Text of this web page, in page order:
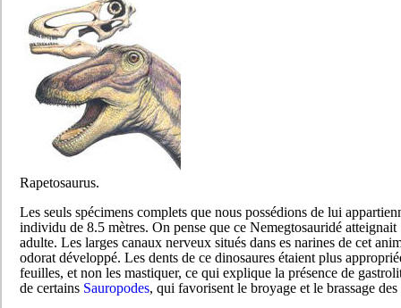
Rapetosaurus.
Les seuls spécimens complets que nous possédions de lui
individu de 8.5 mètres. On pense que ce Nemegtosauridé atteignait
adulte. Les larges canaux nerveux situés dans es narines de cet
odorat développé. Les dents de ce dinosaures étaient plus
feuilles, et non les mastiquer, ce qui explique la présence de
de certains Sauropodes, qui favorisent le broyage et le brassage